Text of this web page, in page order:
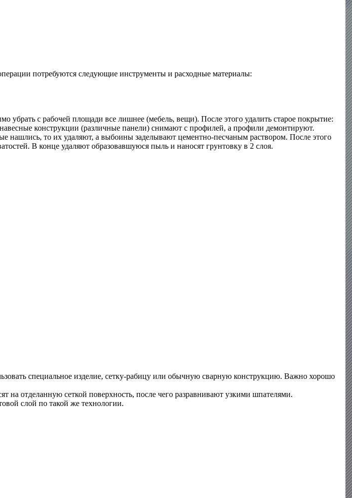
потребуются следующие инструменты и расходные материалы:
убрать с рабочей площади все лишнее (мебель, вещи). После этого удалить старое покрытие:
конструкции (различные панели) снимают с профилей, а профили демонтируют.
нашлись, то их удаляют, а выбоины заделывают цементно-песчаным раствором. После этого
В конце удаляют образовавшуюся пыль и наносят грунтовку в 2 слоя.
специальное изделие, сетку-рабицу или обычную сварную конструкцию. Важно хорошо
на отделанную сеткой поверхность, после чего разравнивают узкими шпателями.
слой по такой же технологии.